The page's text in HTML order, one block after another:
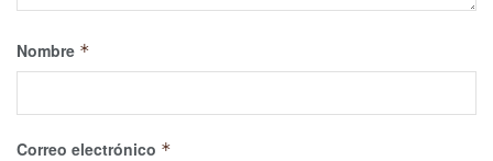
Nombre *
Correo electrónico *